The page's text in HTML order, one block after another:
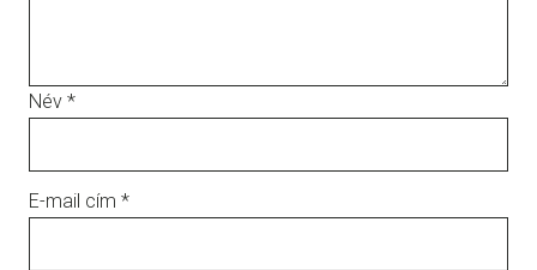
Név *
E-mail cím *